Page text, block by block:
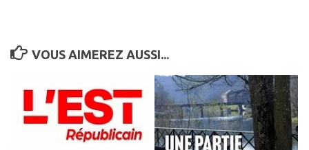
VOUS AIMEREZ AUSSI...